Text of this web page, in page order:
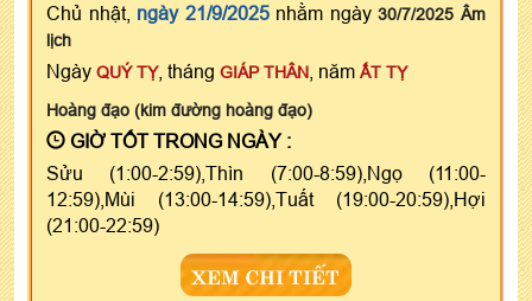
Chủ nhật, ngày 21/9/2025nhằm ngày30/7/2025 Âm
lịch
Ngày QUÝ TỴ, tháng GIÁP THÂN , năm ẤT TỴ
Hoàng đạo (kim đường hoàng đạo)
GIỜ TỐT TRONG NGÀY :
Sửu (1:00-2:59),Thìn (7:00-8:59),Ngọ (11:00-
12:59),Mùi (13:00-14:59),Tuất (19:00-20:59),Hợi
(21:00-22:59)
XEM CHI TIẾT